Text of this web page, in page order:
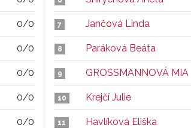
0/0
0/0
0/0
0/0
0/0
7 Jančová Linda
8 Paráková Beáta
9 GROSSMANNOVÁ MIA
10 Krejčí Julie
11 Havlíková Eliška